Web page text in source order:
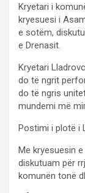
Kryetari i
kryesuesi i
e sotëm,
e Drenasit.
Kryetari
do të ngrit
do të ngris
mundemi më
Postimi i plotë i
Me kryesuesin
diskutuam për
komunën tonë